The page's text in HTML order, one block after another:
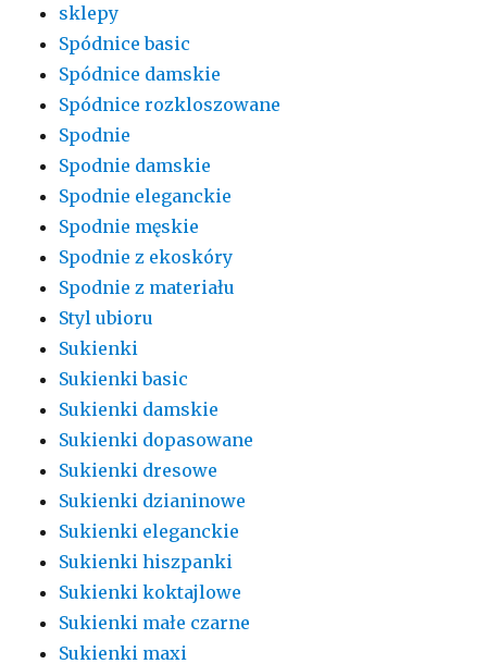
sklepy
Spódnice basic
Spódnice damskie
Spódnice rozkloszowane
Spodnie
Spodnie damskie
Spodnie eleganckie
Spodnie męskie
Spodnie z ekoskóry
Spodnie z materiału
Styl ubioru
Sukienki
Sukienki basic
Sukienki damskie
Sukienki dopasowane
Sukienki dresowe
Sukienki dzianinowe
Sukienki eleganckie
Sukienki hiszpanki
Sukienki koktajlowe
Sukienki małe czarne
Sukienki maxi